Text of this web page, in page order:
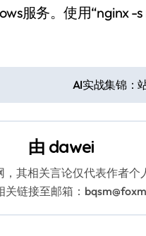
服务。使用“nginx -
AI实战集锦：
由 dawei
其相关言论仅代表作者个
链接至邮箱：